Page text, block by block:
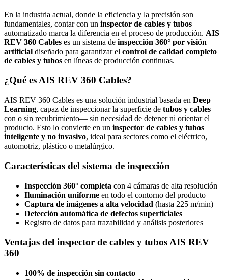
En la industria actual, donde la eficiencia y la precisión son
fundamentales, contar con un inspector de cables y tubos
automatizado marca la diferencia en el proceso de producción. AIS
REV 360 Cables es un sistema de inspección 360° por visión
artificial diseñado para garantizar el control de calidad completo
de cables y tubos en líneas de producción continuas.
¿Qué es AIS REV 360 Cables?
AIS REV 360 Cables es una solución industrial basada en Deep
Learning, capaz de inspeccionar la superficie de tubos y cables —
con o sin recubrimiento— sin necesidad de detener ni orientar el
producto. Esto lo convierte en un inspector de cables y tubos
inteligente y no invasivo, ideal para sectores como el eléctrico,
automotriz, plástico o metalúrgico.
Características del sistema de inspección
Inspección 360° completa con 4 cámaras de alta resolución
Iluminación uniforme en todo el contorno del producto
Captura de imágenes a alta velocidad (hasta 225 m/min)
Detección automática de defectos superficiales
Registro de datos para trazabilidad y análisis posteriores
Ventajas del inspector de cables y tubos AIS REV
360
100% de inspección sin contacto